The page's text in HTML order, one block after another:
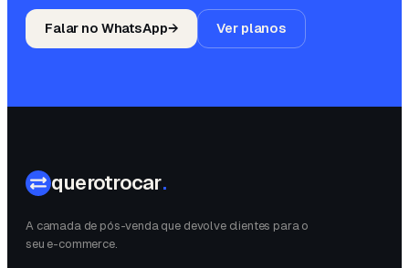
Falar no WhatsApp→ Ver planos
querotrocar.
A camada de pós-venda que devolve clientes para o
seu e-commerce.